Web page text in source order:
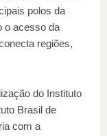
polos da
o acesso da
regiões,
do Instituto
Brasil de
com a